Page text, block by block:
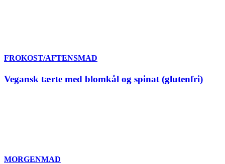
FROKOST/AFTENSMAD
Vegansk tærte med blomkål og spinat (glutenfri)
MORGENMAD